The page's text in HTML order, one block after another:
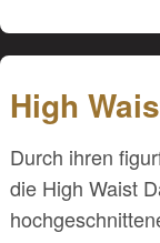
High
Durch ihren
die High Waist